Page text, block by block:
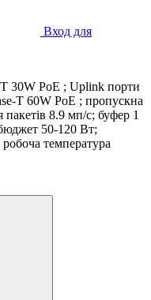
Вход для
30W PoE ; Uplink порти
T 60W PoE ; пропускна
8.9 мп/с; буфер 1
50-120 Вт;
температура